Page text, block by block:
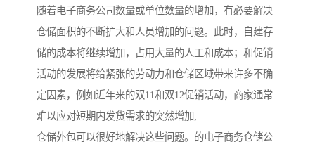
随着电子商务公司数量或单位数量的增加，有必要解决
仓储面积的不断扩大和人员增加的问题。此时，自建存
储的成本将继续增加，占用大量的人工和成本；和促销
活动的发展将给紧张的劳动力和仓储区域带来许多不确
定因素，例如近年来的双11和双12促销活动，商家通常
难以应对短期内发货需求的突然增加;
仓储外包可以很好地解决这些问题。的电子商务仓储公